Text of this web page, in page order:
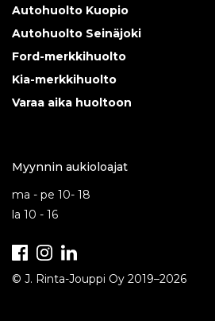
Autohuolto Kuopio
Autohuolto Seinäjoki
Ford-merkkihuolto
Kia-merkkihuolto
Varaa aika huoltoon
Myynnin aukioloajat
ma - pe 10- 18
la 10 - 16
Facebook
Instagram
LinkedIn
© J. Rinta-Jouppi Oy 2019–2026